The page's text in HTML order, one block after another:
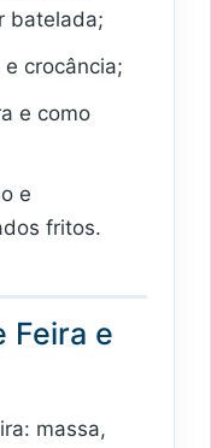
batelada;
crocância;
e como
e
fritos.
Feira e
massa,